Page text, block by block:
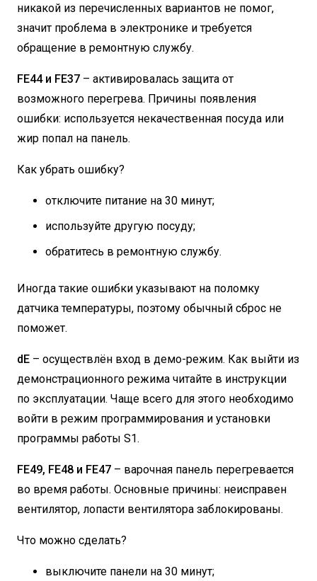
никакой из перечисленных вариантов не помог,
значит проблема в электронике и требуется
обращение в ремонтную службу.
FE44 и FE37 – активировалась защита от
возможного перегрева. Причины появления
ошибки: используется некачественная посуда или
жир попал на панель.
Как убрать ошибку?
отключите питание на 30 минут;
используйте другую посуду;
обратитесь в ремонтную службу.
Иногда такие ошибки указывают на поломку
датчика температуры, поэтому обычный сброс не
поможет.
dE – осуществлён вход в демо-режим. Как выйти из
демонстрационного режима читайте в инструкции
по эксплуатации. Чаще всего для этого необходимо
войти в режим программирования и установки
программы работы S1.
FE49, FE48 и FE47 – варочная панель перегревается
во время работы. Основные причины: неисправен
вентилятор, лопасти вентилятора заблокированы.
Что можно сделать?
выключите панели на 30 минут;